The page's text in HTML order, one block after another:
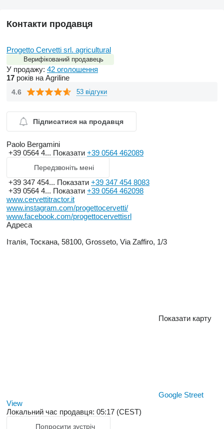
Контакти продавця
Progetto Cervetti srl. agricultural
Верифікований продавець
У продажу: 42 оголошення
17 років на Agriline
4.6 53 відгуки
Підписатися на продавця
Paolo Bergamini
+39 0564 4... Показати +39 0564 462089
Передзвоніть мені
+39 347 454... Показати +39 347 454 8083
+39 0564 4... Показати +39 0564 462098
www.cervettitractor.it
www.instagram.com/progettocervetti/
www.facebook.com/progettocervettisrl
Адреса
Італія, Тоскана, 58100, Grosseto, Via Zaffiro, 1/3
Показати карту
Google Street
View
Локальний час продавця: 05:17 (CEST)
Попросити зустріч